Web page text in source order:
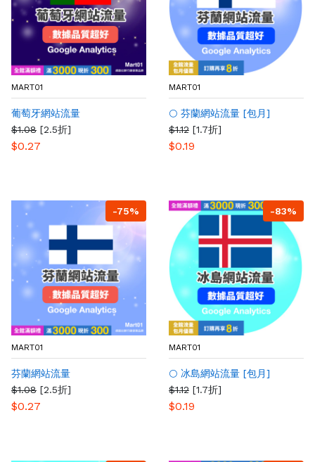
MART01
葡萄牙網站流量
$1.08 [2.5折]
$0.27
MART01
🌕 芬蘭網站流量 [包月]
$1.12 [1.7折]
$0.19
-75%
MART01
芬蘭網站流量
$1.08 [2.5折]
$0.27
-83%
MART01
🌕 冰島網站流量 [包月]
$1.12 [1.7折]
$0.19